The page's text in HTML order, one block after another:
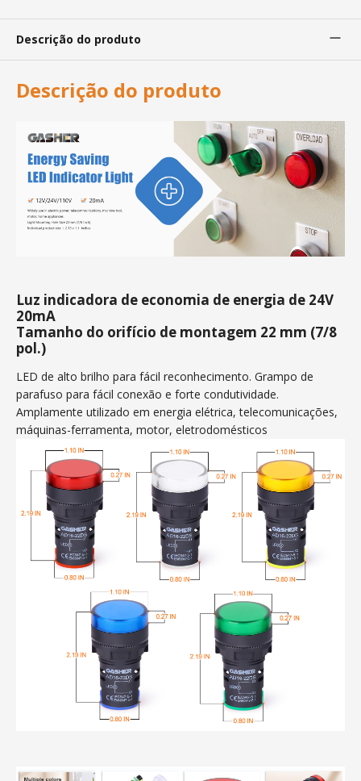
Descrição do produto
Descrição do produto
Luz indicadora de economia de energia de 24V
20mA
Tamanho do orifício de montagem 22 mm (7/8
pol.)
LED de alto brilho para fácil reconhecimento. Grampo de
parafuso para fácil conexão e forte condutividade.
Amplamente utilizado em energia elétrica, telecomunicações,
máquinas-ferramenta, motor, eletrodomésticos